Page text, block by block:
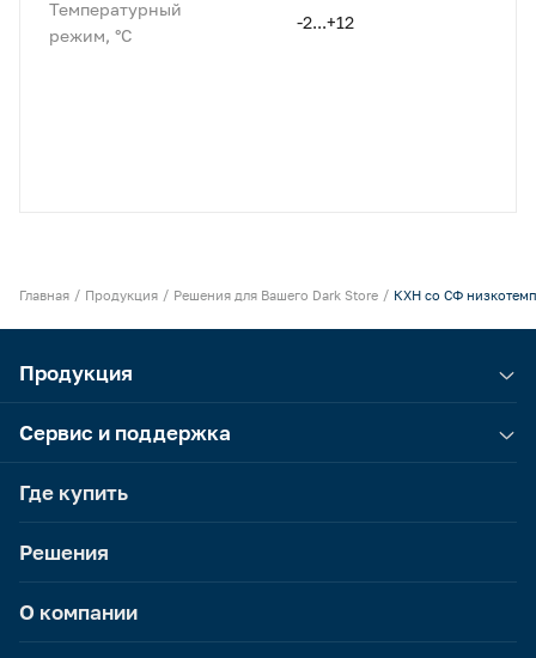
Температурный
режим, °C
-2...+12
Главная Продукция Решения для Вашего Dark Store КХН со СФ
Продукция
Сервис и поддержка
Где купить
Решения
О компании